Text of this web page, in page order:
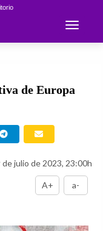
Toggle
de Europa
de julio de 2023, 23:00h
A+ a-